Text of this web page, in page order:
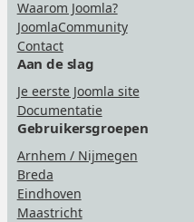
Waarom Joomla?
JoomlaCommunity
Contact
Aan de slag
Je eerste Joomla site
Documentatie
Gebruikersgroepen
Arnhem / Nijmegen
Breda
Eindhoven
Maastricht